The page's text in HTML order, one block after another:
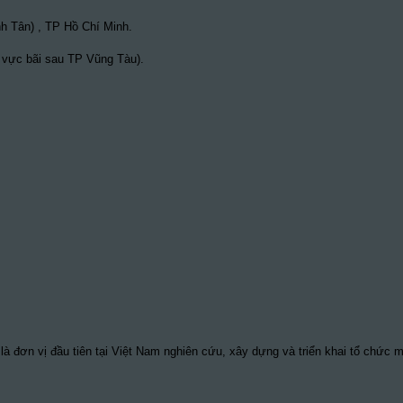
Tân) , TP Hồ Chí Minh.
bãi sau TP Vũng Tàu).
đơn vị đầu tiên tại Việt Nam nghiên cứu, xây dựng và triển khai tổ chức